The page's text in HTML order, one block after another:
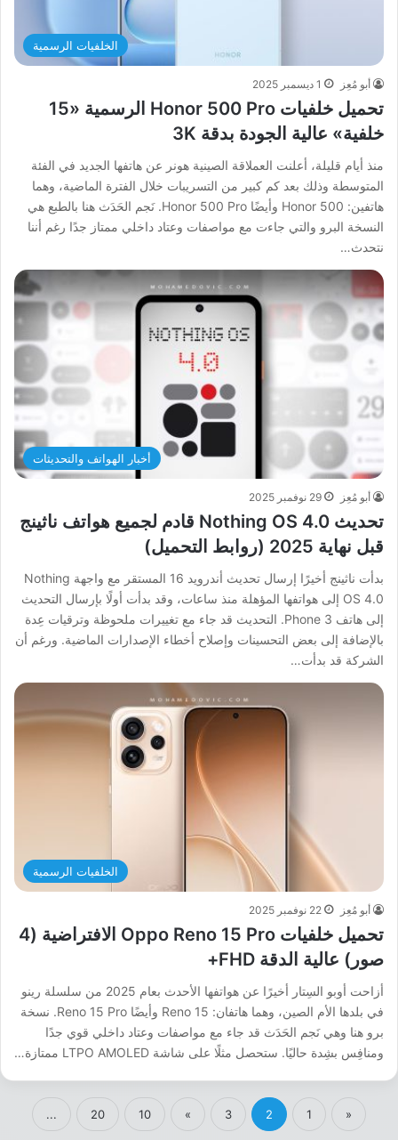
الخلفيات الرسمية
أبو مُعِز 1 ديسمبر 2025
تحميل خلفيات Honor 500 Pro الرسمية «15
خلفية» عالية الجودة بدقة 3K
منذ أيام قليلة، أعلنت العملاقة الصينية هونر عن هاتفها الجديد في الفئة
المتوسطة وذلك بعد كم كبير من التسريبات خلال الفترة الماضية، وهما
هاتفين: Honor 500 وأيضًا Honor 500 Pro. نَجم الحَدَث هنا بالطبع هي
النسخة البرو والتي جاءت مع مواصفات وعتاد داخلي ممتاز جدًا رغم أننا
نتحدث…
أخبار الهواتف والتحديثات
أبو مُعِز 29 نوفمبر 2025
تحديث Nothing OS 4.0 قادم لجميع هواتف ناثينج
قبل نهاية 2025 (روابط التحميل)
بدأت ناثينج أخيرًا إرسال تحديث أندرويد 16 المستقر مع واجهة Nothing
OS 4.0 إلى هواتفها المؤهلة منذ ساعات، وقد بدأت أولًا بإرسال التحديث
إلى هاتف Phone 3. التحديث قد جاء مع تغييرات ملحوظة وترقيات عِدة
بالإضافة إلى بعض التحسينات وإصلاح أخطاء الإصدارات الماضية. ورغم أن
الشركة قد بدأت…
الخلفيات الرسمية
أبو مُعِز 22 نوفمبر 2025
تحميل خلفيات Oppo Reno 15 Pro الافتراضية (4
صور) عالية الدقة FHD+
أزاحت أوبو السِتار أخيرًا عن هواتفها الأحدث بعام 2025 من سلسلة رينو
في بلدها الأم الصين، وهما هاتفان: Reno 15 وأيضًا Reno 15 Pro. نسخة
برو هنا وهي نَجم الحَدَث قد جاء مع مواصفات وعتاد داخلي قوي جدًا
ومنافِس بشِدة حاليًا. ستحصل مثلًا على شاشة LTPO AMOLED ممتازة…
«
1
2
3
»
10
20
...